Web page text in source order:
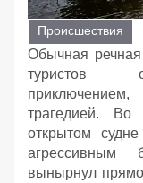
Происшествия
Обычная
туристов
трагедией.
открытом
агрессивным
вынырнул